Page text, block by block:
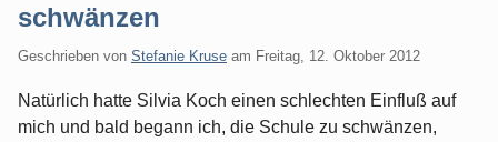
schwänzen
Geschrieben von Stefanie Kruse am Freitag, 12. Oktober 2012
Natürlich hatte Silvia Koch einen schlechten Einfluß auf
mich und bald begann ich, die Schule zu schwänzen,